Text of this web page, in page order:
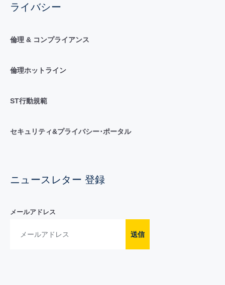
ライバシー
倫理 & コンプライアンス
倫理ホットライン
ST行動規範
セキュリティ&プライバシー･ポータル
ニュースレター 登録
メールアドレス
送信